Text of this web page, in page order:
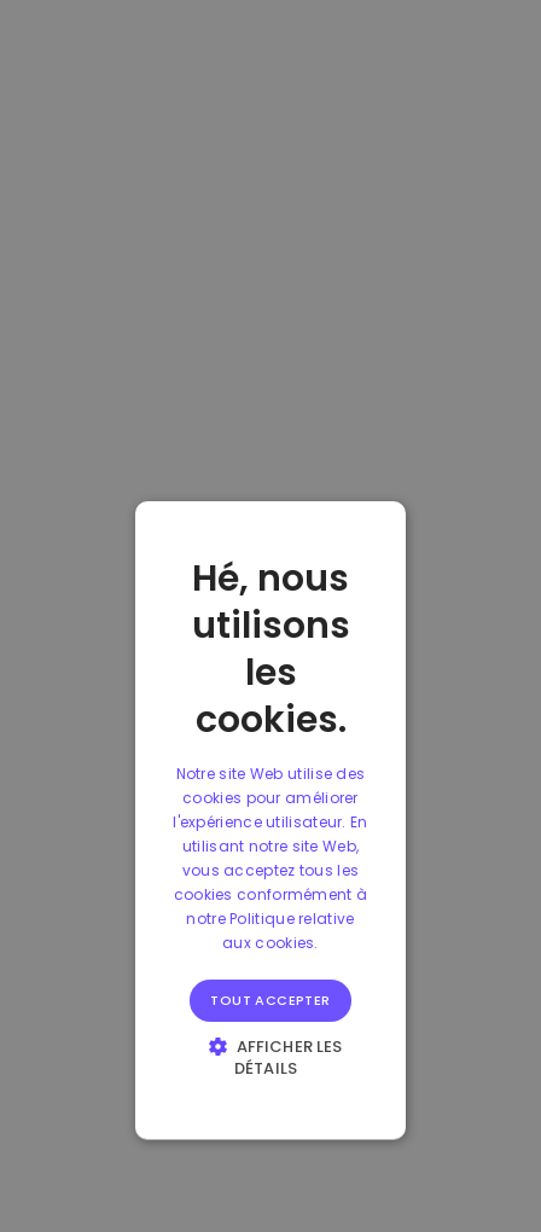
Hé, nous
utilisons
les
cookies.
Notre site Web utilise des
cookies pour améliorer
l'expérience utilisateur. En
utilisant notre site Web,
vous acceptez tous les
cookies conformément à
notre Politique relative
aux cookies.
TOUT ACCEPTER
AFFICHER LES
DÉTAILS